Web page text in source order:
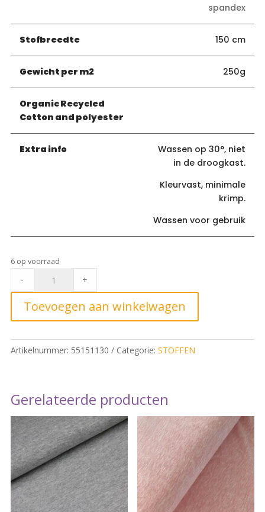
spandex
Stofbreedte 150 cm
Gewicht per m2 250g
Organic Recycled
Cotton and polyester
Extra info
Wassen op 30°, niet
in de droogkast.
Kleurvast, minimale
krimp.
Wassen voor gebruik
6 op voorraad
Okergeel*
- +
Toevoegen aan winkelwagen
Artikelnummer: 55151130 Categorie: STOFFEN
Gerelateerde producten